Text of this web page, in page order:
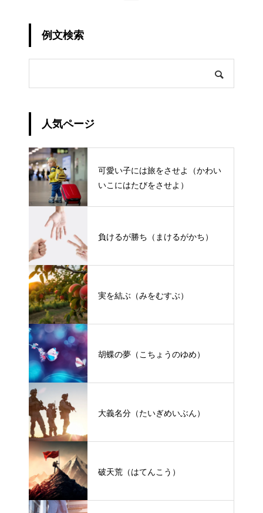
例文検索
人気ページ
可愛い子には旅をさせよ（かわい
いこにはたびをさせよ）
負けるが勝ち（まけるがかち）
実を結ぶ（みをむすぶ）
胡蝶の夢（こちょうのゆめ）
大義名分（たいぎめいぶん）
破天荒（はてんこう）